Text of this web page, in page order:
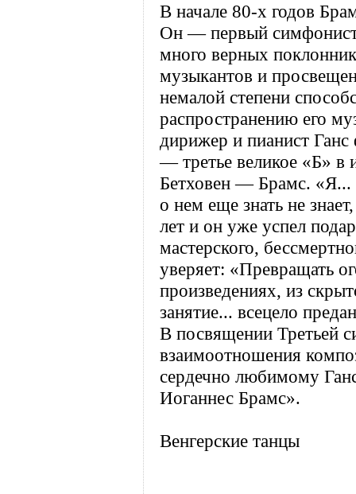
В начале 80-х годов
Он — первый
много верных
музыкантов и
немалой степени
распространению его
дирижер и пианист
— третье великое «Б»
Бетховен — Брамс. «Я...
о нем еще знать не
лет и он уже успел
мастерского,
уверяет: «Превращать
произведениях, из
занятие... всецело
В посвящении Третьей
взаимоотношения
сердечно любимому
Иоганнес Брамс».
Венгерские танцы